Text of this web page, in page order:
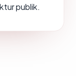
publik.